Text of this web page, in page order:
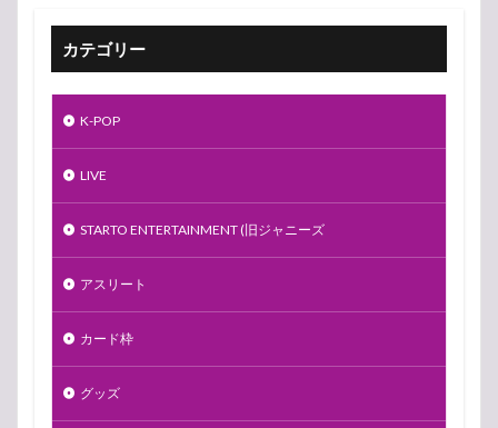
カテゴリー
K-POP
LIVE
STARTO ENTERTAINMENT (旧ジャニーズ
アスリート
カード枠
グッズ